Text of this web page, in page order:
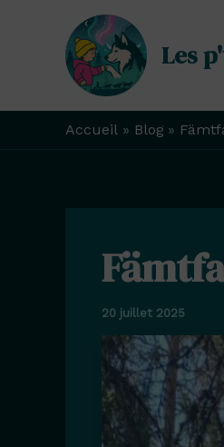
Les
Accueil Blog
20 juillet 2025